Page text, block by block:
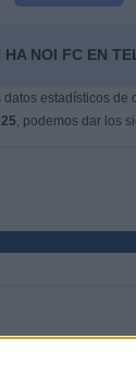
NOI FC EN
estadísticos
, podemos dar los